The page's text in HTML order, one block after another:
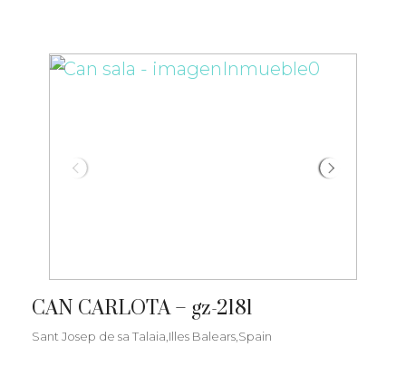
CAN CARLOTA – gz-2181
Sant Josep de sa Talaia,Illes Balears,Spain